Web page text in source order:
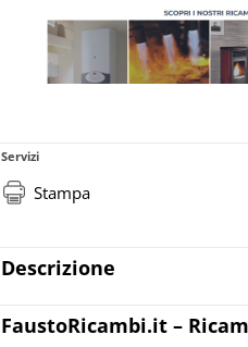
Servizi
Stampa
Descrizione
FaustoRicambi.it –